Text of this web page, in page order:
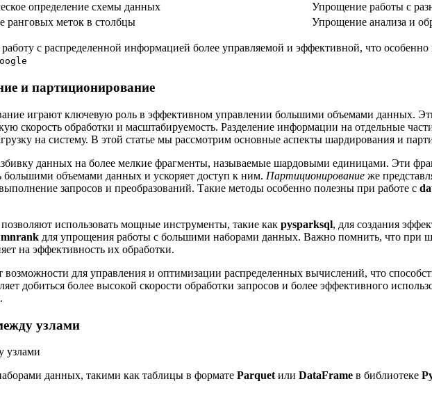
определение схемы данных Упрощение работы с
ранговых меток в столбцы Упрощение анализа и
с распределенной информацией более управляемой и эффективной, что
и партиционирование
играют ключевую роль в эффективном управлении большими объемами данных.
скорость обработки и масштабируемость. Разделение информации на отдельные
на систему. В этой статье мы рассмотрим основные аспекты шардирования и
данных на более мелкие фрагменты, называемые шардовыми единицами. Эти
большими объемами данных и ускоряет доступ к ним. Партиционирование же
запросов и преобразований. Такие методы особенно полезны при работе с
использовать мощные инструменты, такие как pysparksql, для создания
для упрощения работы с большими наборами данных. Важно помнить, что при
на эффективность их обработки.
возможности для управления и оптимизации распределенных вычислений, что
добиться более высокой скорости обработки запросов и более эффективного
узлами
данных, такими как таблицы в формате Parquet или DataFrame в библиотеке